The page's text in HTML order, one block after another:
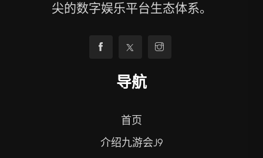
尖的数字娱乐平台生态体系。
导航
首页
介绍九游会J9